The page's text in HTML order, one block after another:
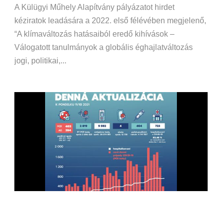
A Külügyi Műhely Alapítvány pályázatot hirdet
kéziratok leadására a 2022. első félévében megjelenő,
“A klímaváltozás hatásaiból eredő kihívások –
Válogatott tanulmányok a globális éghajlatváltozás
jogi, politikai,...